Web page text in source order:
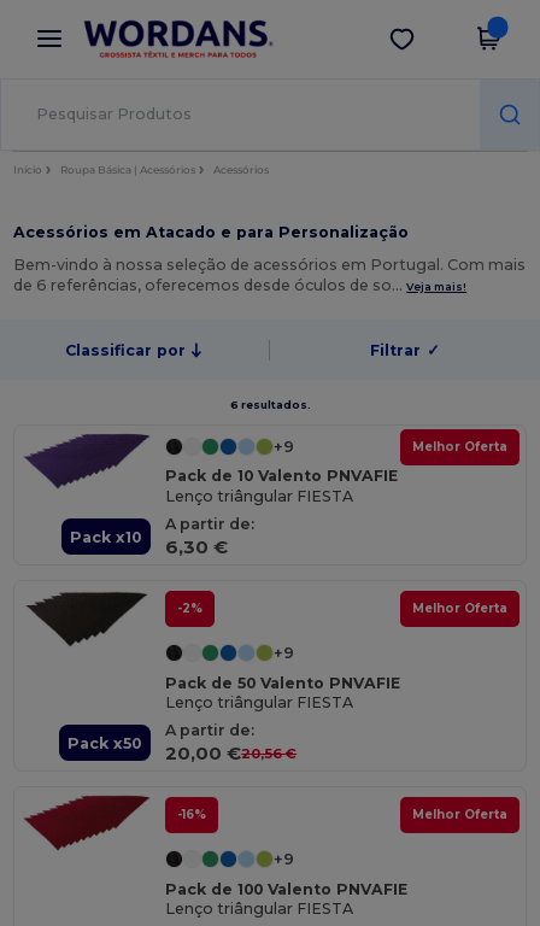
× App Wordans
Melhores preços na app!
Obter app
Início Roupa Básica | Acessórios Acessórios
Acessórios em Atacado e para Personalização
Bem-vindo à nossa seleção de acessórios em Portugal. Com mais
de 6 referências, oferecemos desde óculos de so…Veja mais!
Classificar por Filtrar ✓
6 resultados.
Pack x10
Melhor Oferta
+9
Pack de 10 Valento PNVAFIE
Lenço triângular FIESTA
A partir de:
6,30 €
Pack x50
-2% Melhor Oferta
+9
Pack de 50 Valento PNVAFIE
Lenço triângular FIESTA
A partir de:
20,00 €20,56 €
-16% Melhor Oferta
+9
Pack de 100 Valento PNVAFIE
Lenço triângular FIESTA